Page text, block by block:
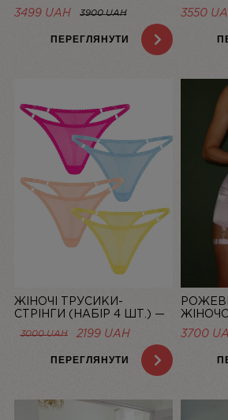
МЕРЕЖИВА CHAMPAGNE |
LINIYA
3499 UAH 3900 UAH
ПЕРЕГЛЯНУТИ
ЧОРНИЙ
3550
ЖІНОЧІ ТРУСИКИ-
СТРІНГИ (НАБІР 4 ШТ.) —
СІТКА “LA DOLCE VITA”
3000UAH
ОРИГІНАЛЬНА
3000 UAH.
2199 UAHПОТОЧНА
ЦІНА:
2199 UAH.
ПЕРЕГЛЯНУТИ
BASIC
3700